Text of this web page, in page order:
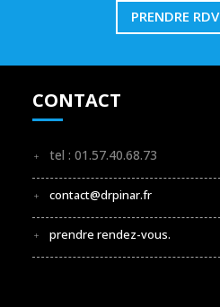
PRENDRE RDV
CONTACT
tel : 01.57.40.68.73
contact@drpinar.fr
prendre rendez-vous.